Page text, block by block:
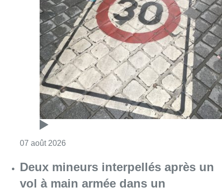
07 août 2026
Deux mineurs interpellés après un
vol à main armée dans un